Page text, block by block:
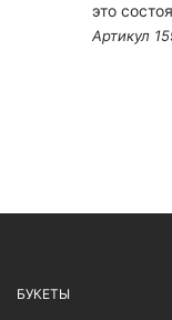
это
Артикул
БУКЕТЫ